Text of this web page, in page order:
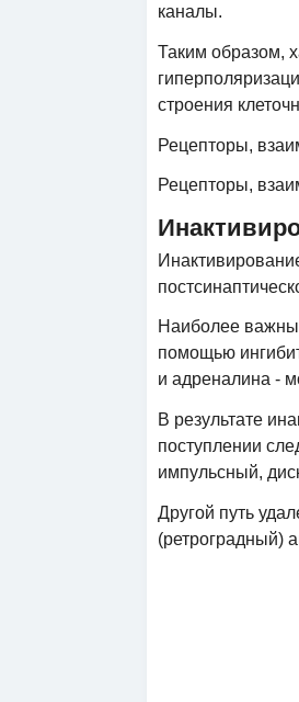
каналы.
Таким образом,
строения
Рецепторы,
Рецепторы,
Наиболее
помощью
и адреналина -
В результате
поступлении
импульсный,
Другой путь
(ретроградный)